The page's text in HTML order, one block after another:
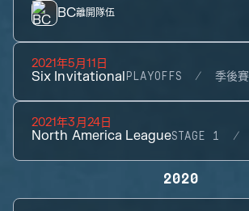
BC離開隊伍
2021年5月11日
Six InvitationalPLAYOFFS 季後賽
2021年3月24日
North America LeagueSTAGE 1
2020